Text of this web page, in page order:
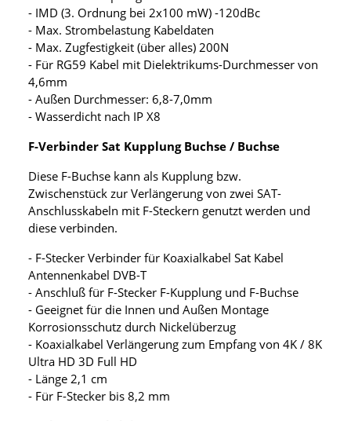
- IMD (3. Ordnung bei 2x100 mW) -120dBc
- Max. Strombelastung Kabeldaten
- Max. Zugfestigkeit (über alles) 200N
- Für RG59 Kabel mit Dielektrikums-Durchmesser von
4,6mm
- Außen Durchmesser: 6,8-7,0mm
- Wasserdicht nach IP X8
F-Verbinder Sat Kupplung Buchse / Buchse
Diese F-Buchse kann als Kupplung bzw.
Zwischenstück zur Verlängerung von zwei SAT-
Anschlusskabeln mit F-Steckern genutzt werden und
diese verbinden.
- F-Stecker Verbinder für Koaxialkabel Sat Kabel
Antennenkabel DVB-T
- Anschluß für F-Stecker F-Kupplung und F-Buchse
- Geeignet für die Innen und Außen Montage
Korrosionsschutz durch Nickelüberzug
- Koaxialkabel Verlängerung zum Empfang von 4K / 8K
Ultra HD 3D Full HD
- Länge 2,1 cm
- Für F-Stecker bis 8,2 mm